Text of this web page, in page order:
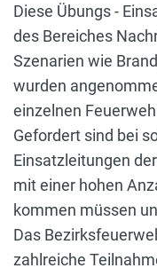
Diese Übungs -
des Bereiches
Szenarien wie
wurden
einzelnen
Gefordert sind bei
Einsatzleitungen
mit einer hohen
kommen müssen
Das
zahlreiche